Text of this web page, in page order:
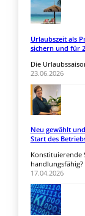
Urlaubszeit als
sichern und für
Die
23.06.2026
Neu gewählt
Start des
Konstituierende
17.04.2026